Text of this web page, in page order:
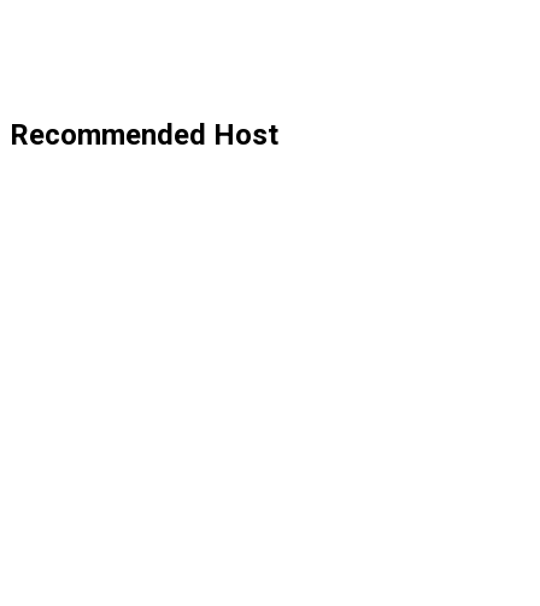
Recommended Host